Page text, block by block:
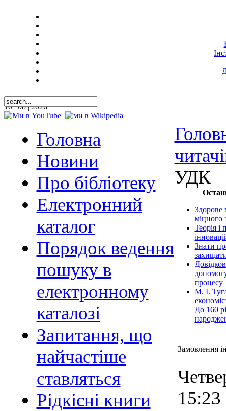
10 | 08 | 2026
Головна
Новини
Про бібліотеку
Електронний
каталог
Порядок ведення
пошуку в
електронному
каталозі
Запитання, що
найчастіше
ставляться
Рідкісні книги
УДК
Здорове
міцного
Теорія і
Знати
процесу
М. І.
До 160
Замовлення
15:23